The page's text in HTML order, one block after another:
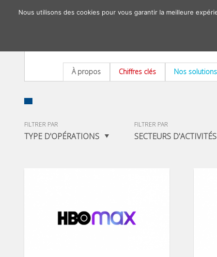
À propos Chiffres clés Nos solutions
FILTRER PAR
TYPE D'OPÉRATIONS
FILTRER PAR
SECTEURS D'ACTIVITÉS
Nous utilisons des cookies pour vous garantir la meilleure